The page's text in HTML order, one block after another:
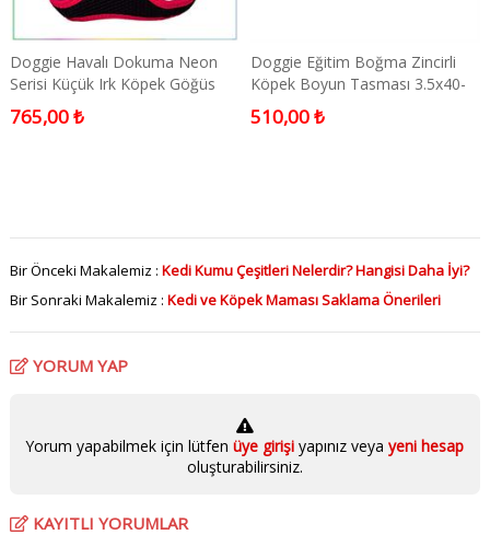
Doggie Havalı Dokuma Neon
Serisi Küçük Irk Köpek Göğüs
Tasması Pembe S-32-38CM
765,00 ₺
Doggie Eğitim Boğma Zincirli
Köpek Boyun Tasması 3.5x40-
45 cm
510,00 ₺
Bir Önceki Makalemiz : Kedi Kumu Çeşitleri Nelerdir? Hangisi Daha İyi?
Bir Sonraki Makalemiz : Kedi ve Köpek Maması Saklama Önerileri
YORUM YAP
Yorum yapabilmek için lütfenüye girişiyapınız veya yeni hesap
oluşturabilirsiniz.
KAYITLI YORUMLAR